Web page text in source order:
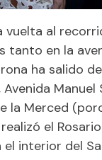
vuelta al
tanto en la
ha salido
la Merced
el
interior del